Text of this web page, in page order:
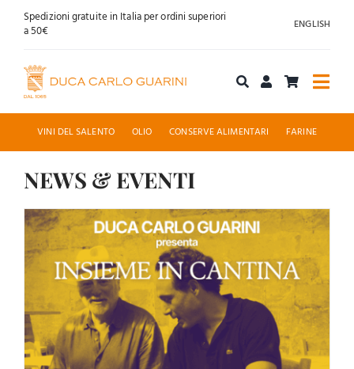
SaltaSpedizioni gratuite in Italia per ordini superiori
a 50€
ENGLISH
Acquista online
Chi siamo
Accoglienza
News
Contatti
VINI DEL SALENTO OLIO CONSERVE ALIMENTARI FARINE
NEWS & EVENTI